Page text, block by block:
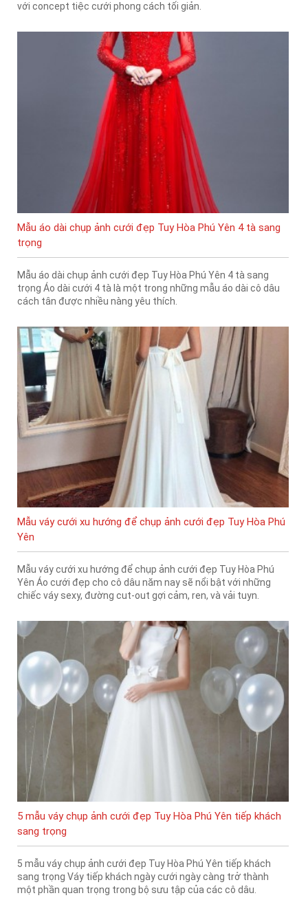
với concept tiệc cưới phong cách tối giản.
Mẫu áo dài chụp ảnh cưới đẹp Tuy Hòa Phú Yên 4 tà sang
trọng
Mẫu áo dài chụp ảnh cưới đẹp Tuy Hòa Phú Yên 4 tà sang
trọng Áo dài cưới 4 tà là một trong những mẫu áo dài cô dâu
cách tân được nhiều nàng yêu thích.
Mẫu váy cưới xu hướng để chụp ảnh cưới đẹp Tuy Hòa Phú
Yên
Mẫu váy cưới xu hướng để chụp ảnh cưới đẹp Tuy Hòa Phú
Yên Áo cưới đẹp cho cô dâu năm nay sẽ nổi bật với những
chiếc váy sexy, đường cut-out gợi cảm, ren, và vải tuyn.
5 mẫu váy chụp ảnh cưới đẹp Tuy Hòa Phú Yên tiếp khách
sang trọng
5 mẫu váy chụp ảnh cưới đẹp Tuy Hòa Phú Yên tiếp khách
sang trọng Váy tiếp khách ngày cưới ngày càng trở thành
một phần quan trọng trong bộ sưu tập của các cô dâu.